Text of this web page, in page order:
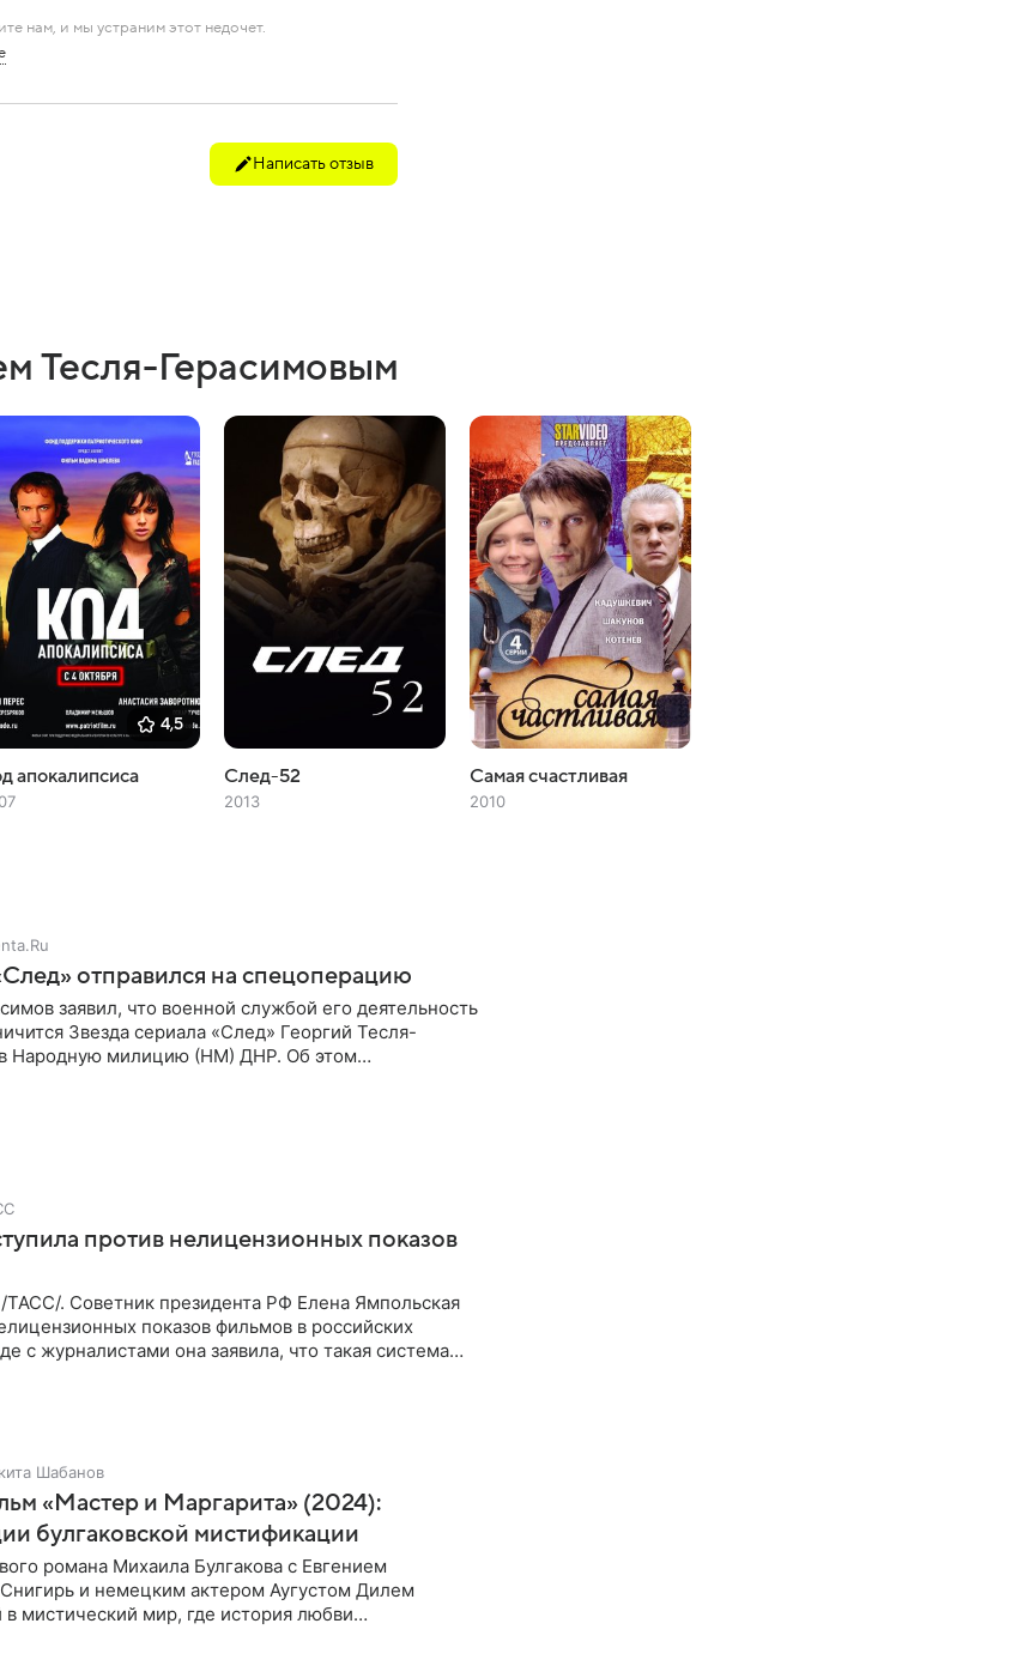
нам, и мы устраним этот недочет.
Написать отзыв
Тесля-Герасимовым
4,5
апокалипсиса След-52
2013
Самая счастливая
2010
отправился на спецоперацию
заявил, что военной службой его деятельность
Звезда сериала «След» Георгий Тесля-
в Народную милицию (НМ) ДНР. Об этом
против нелицензионных показов
. Советник президента РФ Елена Ямпольская
показов фильмов в российских
с журналистами она заявила, что такая система
Шабанов
«Мастер и Маргарита» (2024):
булгаковской мистификации
романа Михаила Булгакова с Евгением
и немецким актером Аугустом Дилем
в мистический мир, где история любви